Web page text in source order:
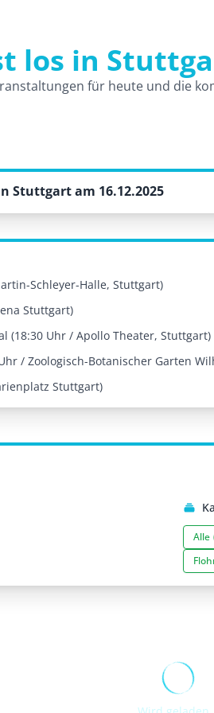
Veranstaltungen
los in
für heute und die
Stuttgart am 16.12.2025
Schleyer-Halle, Stuttgart)
Stuttgart)
(18:30 Uhr / Apollo Theater, Stuttgart)
/ Zoologisch-Botanischer Garten
Stuttgart)
Alle